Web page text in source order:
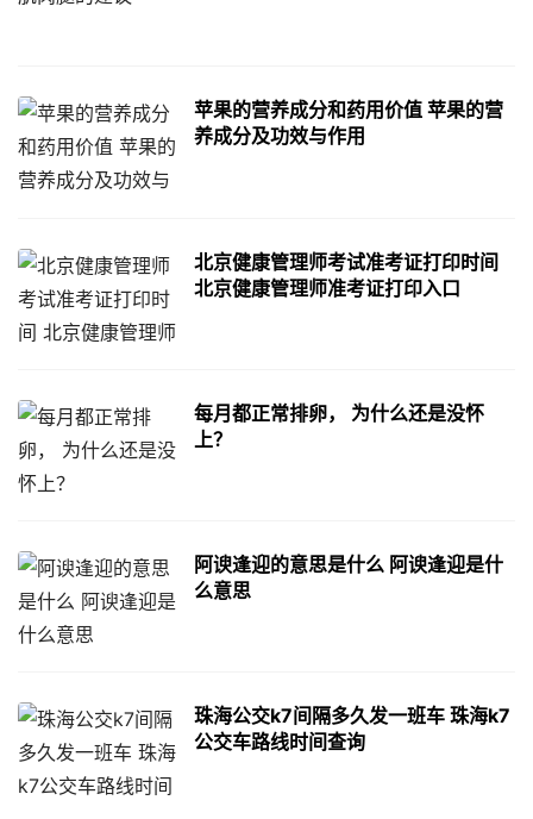
苹果的营养成分和药用价值 苹果的营
养成分及功效与作用
北京健康管理师考试准考证打印时间
北京健康管理师准考证打印入口
每月都正常排卵， 为什么还是没怀
上？
阿谀逢迎的意思是什么 阿谀逢迎是什
么意思
珠海公交k7间隔多久发一班车 珠海k7
公交车路线时间查询